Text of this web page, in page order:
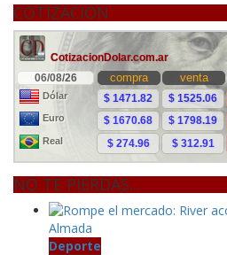
COTIZACION
NO TE PIERDAS...
Deporte